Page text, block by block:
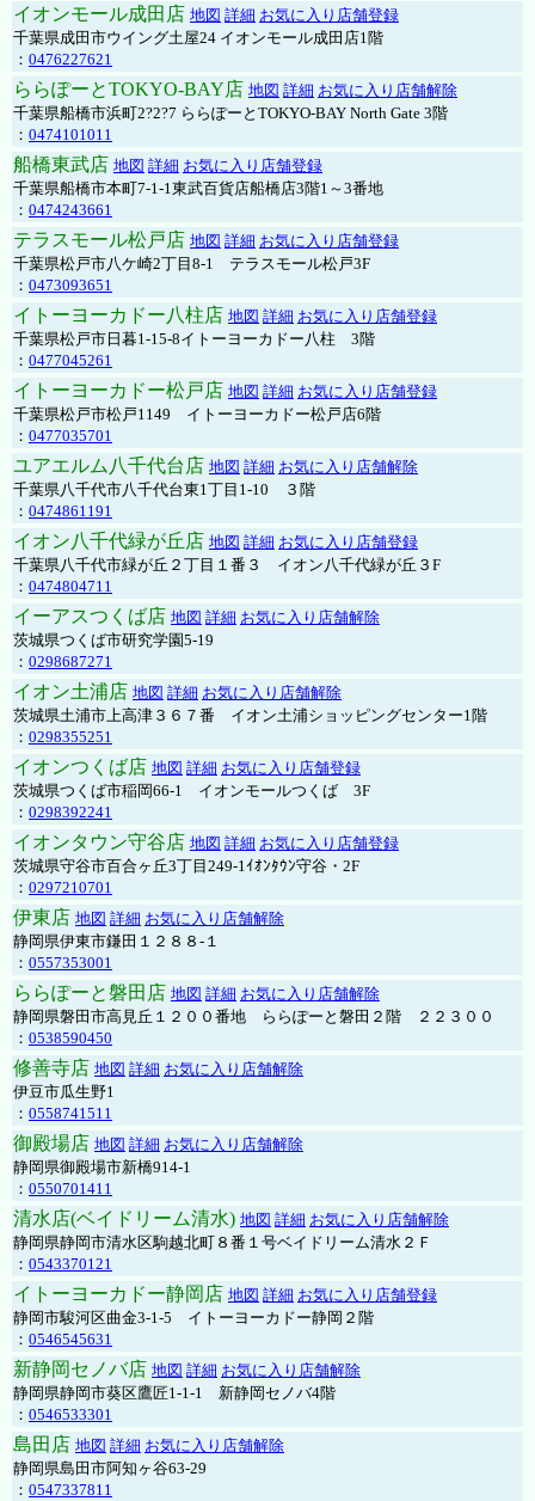
イオンモール成田店 地図 詳細 お気に入り店舗登録
千葉県成田市ウイング土屋24 イオンモール成田店1階
： 0476227621
ららぽーとTOKYO-BAY店 地図 詳細 お気に入り店舗解除
千葉県船橋市浜町2?2?7 ららぽーとTOKYO-BAY North Gate 3階
： 0474101011
船橋東武店 地図 詳細 お気に入り店舗登録
千葉県船橋市本町7-1-1東武百貨店船橋店3階1～3番地
： 0474243661
テラスモール松戸店 地図 詳細 お気に入り店舗登録
千葉県松戸市八ケ崎2丁目8-1 テラスモール松戸3F
： 0473093651
イトーヨーカドー八柱店 地図 詳細 お気に入り店舗登録
千葉県松戸市日暮1-15-8イトーヨーカドー八柱 3階
： 0477045261
イトーヨーカドー松戸店 地図 詳細 お気に入り店舗登録
千葉県松戸市松戸1149 イトーヨーカドー松戸店6階
： 0477035701
ユアエルム八千代台店 地図 詳細 お気に入り店舗解除
千葉県八千代市八千代台東1丁目1-10 ３階
： 0474861191
イオン八千代緑が丘店 地図 詳細 お気に入り店舗登録
千葉県八千代市緑が丘２丁目１番３ イオン八千代緑が丘３F
： 0474804711
イーアスつくば店 地図 詳細 お気に入り店舗解除
茨城県つくば市研究学園5-19
： 0298687271
イオン土浦店 地図 詳細 お気に入り店舗解除
茨城県土浦市上高津３６７番 イオン土浦ショッピングセンター1階
： 0298355251
イオンつくば店 地図 詳細 お気に入り店舗登録
茨城県つくば市稲岡66-1 イオンモールつくば 3F
： 0298392241
イオンタウン守谷店 地図 詳細 お気に入り店舗登録
茨城県守谷市百合ヶ丘3丁目249-1ｲｵﾝﾀｳﾝ守谷・2F
： 0297210701
伊東店 地図 詳細 お気に入り店舗解除
静岡県伊東市鎌田１２８８-１
： 0557353001
ららぽーと磐田店 地図 詳細 お気に入り店舗解除
静岡県磐田市高見丘１２００番地 ららぽーと磐田２階 ２２３００
： 0538590450
修善寺店 地図 詳細 お気に入り店舗解除
伊豆市瓜生野1
： 0558741511
御殿場店 地図 詳細 お気に入り店舗解除
静岡県御殿場市新橋914-1
： 0550701411
清水店(ベイドリーム清水) 地図 詳細 お気に入り店舗解除
静岡県静岡市清水区駒越北町８番１号ベイドリーム清水２Ｆ
： 0543370121
イトーヨーカドー静岡店 地図 詳細 お気に入り店舗登録
静岡市駿河区曲金3-1-5 イトーヨーカドー静岡２階
： 0546545631
新静岡セノバ店 地図 詳細 お気に入り店舗解除
静岡県静岡市葵区鷹匠1-1-1 新静岡セノバ4階
： 0546533301
島田店 地図 詳細 お気に入り店舗解除
静岡県島田市阿知ヶ谷63-29
： 0547337811